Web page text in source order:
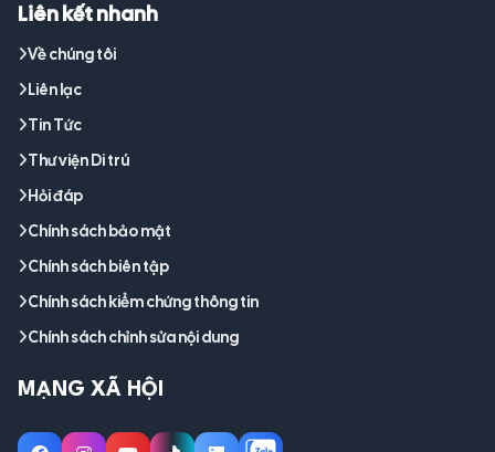
Liên kết nhanh
Về chúng tôi
Liên lạc
Tin Tức
Thư viện Di trú
Hỏi đáp
Chính sách bảo mật
Chính sách biên tập
Chính sách kiểm chứng thông tin
Chính sách chỉnh sửa nội dung
MẠNG XÃ HỘI